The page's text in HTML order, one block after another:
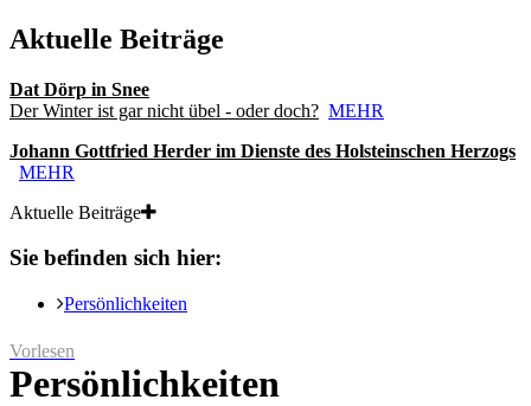
Aktuelle Beiträge
Dat Dörp in Snee
Der Winter ist gar nicht übel - oder doch? MEHR
Johann Gottfried Herder im Dienste des Holsteinschen Herzogs
MEHR
Aktuelle Beiträge
Sie befinden sich hier:
Persönlichkeiten
Vorlesen
Persönlichkeiten